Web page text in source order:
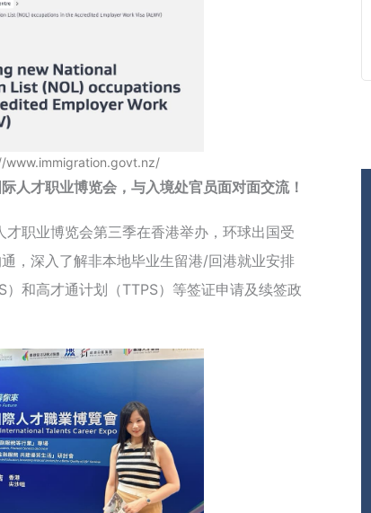
www.immigration.govt.nz/
人才职业博览会，与入境处官员面对面交流！
职业博览会第三季在香港举办，环球出国受
，深入了解非本地毕业生留港/回港就业安排
）和高才通计划（TTPS）等签证申请及续签政